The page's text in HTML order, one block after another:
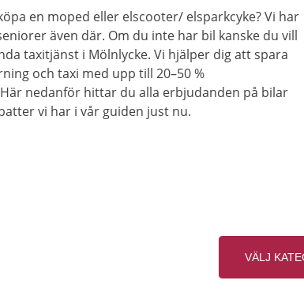
en moped eller elscooter/ elsparkcyke? Vi har
även där. Om du inte har bil kanske du vill
taxitjänst i Mölnlycke. Vi hjälper dig att spara
och taxi med upp till 20–50 %
nedanför hittar du alla erbjudanden på bilar
vi har i vår guiden just nu.